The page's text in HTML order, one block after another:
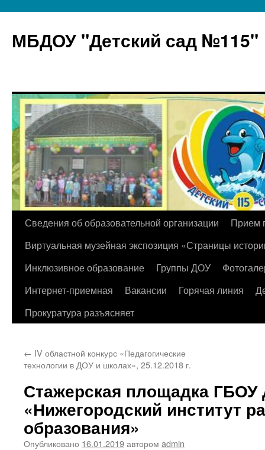
МБДОУ "Детский сад №115"
Перейти
содержимому
Сведения об образовательной организации
Прием
Виртуальная музейная экспозиция «Страницы
Инклюзивное образование
Группы ДОУ
Интернет-приемная
Вакансии Горячая линия
Прокуратура разъясняет
← IV областной конкурс «Педагогические
технологии в ДОУ и школах», 25.12.2018 г.
Стажерская площадка
«Нижегородский институт
образования»
Опубликовано 16.01.2019автором admin